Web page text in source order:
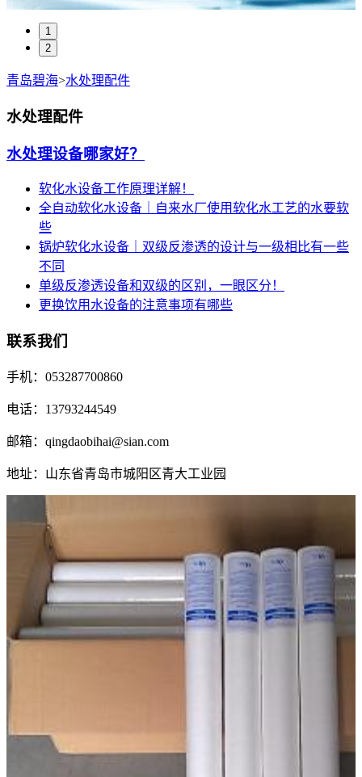
1
2
青岛碧海>水处理配件
水处理配件
水处理设备哪家好？
软化水设备工作原理详解！
全自动软化水设备｜自来水厂使用软化水工艺的水要软
些
锅炉软化水设备｜双级反渗透的设计与一级相比有一些
不同
单级反渗透设备和双级的区别，一眼区分！
更换饮用水设备的注意事项有哪些
联系我们
手机：053287700860
电话：13793244549
邮箱：qingdaobihai@sian.com
地址：山东省青岛市城阳区青大工业园